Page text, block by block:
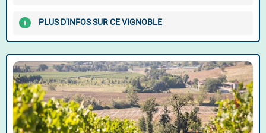
PLUS D'INFOS SUR CE VIGNOBLE